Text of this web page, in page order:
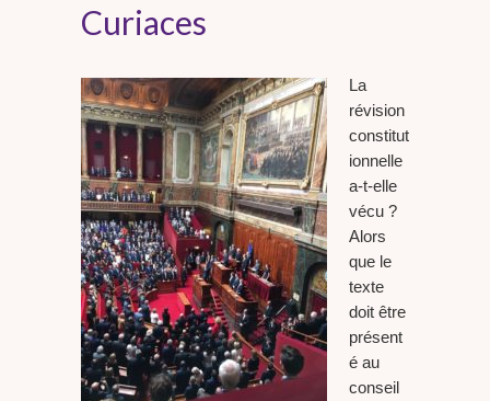
Curiaces
La
révision
constitut
ionnelle
a-t-elle
vécu ?
Alors
que le
texte
doit être
présent
é au
conseil